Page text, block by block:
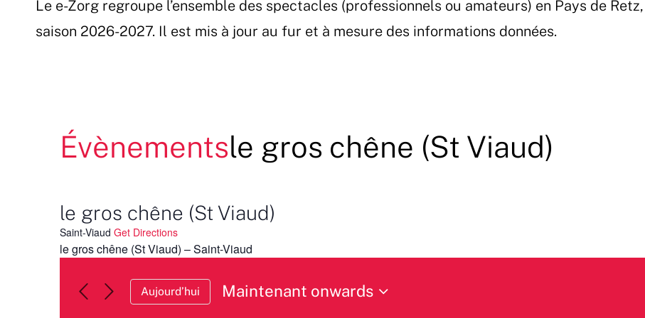
Le e-Zorg regroupe l’ensemble des spectacles (professionnels ou amateurs) en Pays de
saison 2026-2027. Il est mis à jour au fur et à mesure des informations données.
Évènementsle gros chêne (St Viaud)
le gros chêne (St Viaud)
Saint-Viaud Get Directions
le gros chêne (St Viaud) – Saint-Viaud
Aujourd’hui
Maintenant onwards